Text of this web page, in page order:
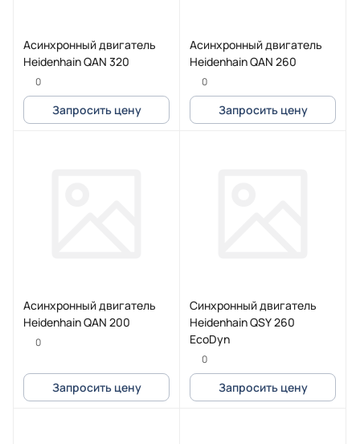
Асинхронный двигатель
Heidenhain QAN 320
0
Запросить цену
Асинхронный двигатель
Heidenhain QAN 260
0
Запросить цену
Асинхронный двигатель
Heidenhain QAN 200
0
Запросить цену
Синхронный двигатель
Heidenhain QSY 260
EcoDyn
0
Запросить цену